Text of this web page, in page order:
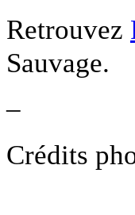
Retrouvez
Sauvage.
–
Crédits